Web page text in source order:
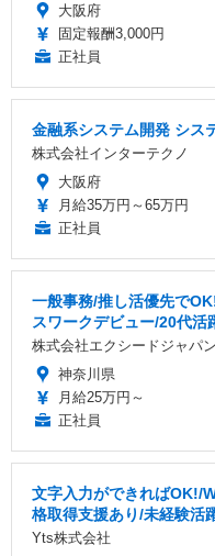
大阪府
固定報酬3,000円
正社員
金融系システム開発 シス
株式会社インターテクノ
大阪府
月給35万円～65万円
正社員
一般事務/推し活優先で
スワークデビュー/20代活
株式会社エクシードジャパン
神奈川県
月給25万円～
正社員
文字入力ができればOK!/
格取得支援あり/未経験活
Yts株式会社